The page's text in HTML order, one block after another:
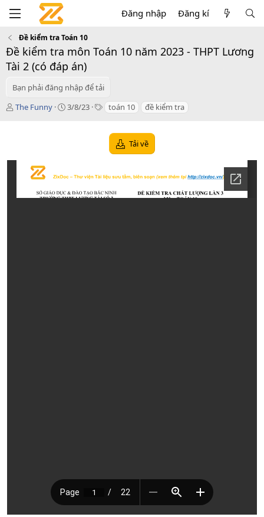
Đăng nhập Đăng kí
Đề kiểm tra Toán 10
Đề kiểm tra môn Toán 10 năm 2023 - THPT Lương
Tài 2 (có đáp án)
Bạn phải đăng nhập để tải
T
ả
The Funny
C
n
d
3/8/23
T toán 10 đề kiểm tra
Tải về